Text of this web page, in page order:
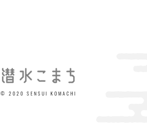
© 2020 SENSUI KOMACHI